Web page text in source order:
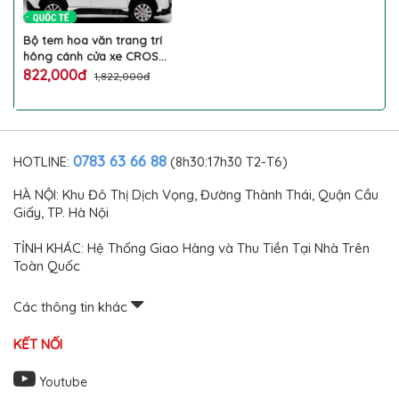
Bộ tem hoa văn trang trí
hông cánh cửa xe CROSS
làm đẹp ấn tượng ngoại
822,000đ 1,822,000đ
HOTLINE: 0783 63 66 88 (8h30:17h30 T2-T6)
HÀ NỘI: Khu Đô Thị Dịch Vọng, Đường Thành Thái, Quận Cầu
Giấy, TP. Hà Nội
TỈNH KHÁC: Hệ Thống Giao Hàng và Thu Tiền Tại Nhà Trên
Toàn Quốc
Các thông tin khác
KẾT NỐI
Youtube